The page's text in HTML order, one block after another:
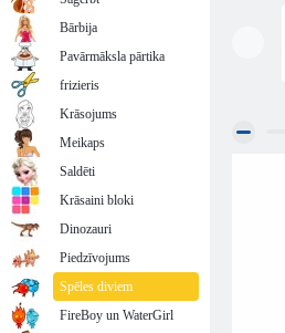
Bārbija
Pavārmāksla pārtika
frizieris
Krāsojums
Meikaps
Saldēti
Krāsaini bloki
Dinozauri
Piedzīvojums
Spēles diviem
FireBoy un WaterGirl